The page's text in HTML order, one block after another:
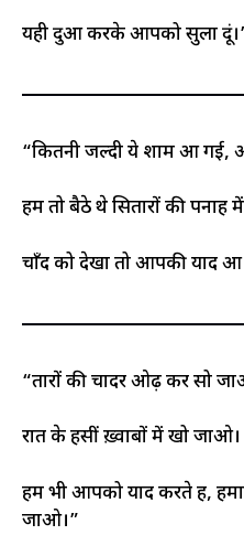
यही दुआ करके आपको सुला
“कितनी जल्दी ये शाम आ गई,
हम तो बैठे थे सितारों की पनाह
चाँद को देखा तो आपकी याद
“तारों की चादर ओढ़ कर सो
रात के हसीं ख़्वाबों में खो जाओ।
हम भी आपको याद करते हैं,
जाओ।”